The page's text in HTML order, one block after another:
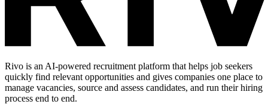
Rivo is an AI-powered recruitment platform that helps job seekers
quickly find relevant opportunities and gives companies one place to
manage vacancies, source and assess candidates, and run their hiring
process end to end.